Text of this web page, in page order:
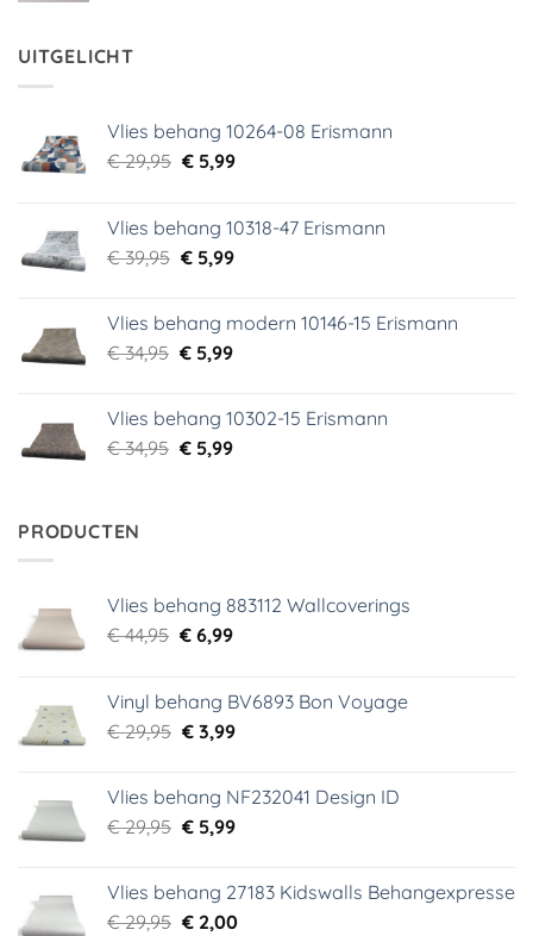
UITGELICHT
Vlies behang 10264-08 Erismann
€29,95 Oorspronkelijke
€ 29,95.
€5,99Huidige
€ 5,99.
Vlies behang 10318-47 Erismann
€39,95 Oorspronkelijke
€ 39,95.
€5,99Huidige
€ 5,99.
Vlies behang modern 10146-15 Erismann
€34,95 Oorspronkelijke
€ 34,95.
€5,99Huidige
€ 5,99.
Vlies behang 10302-15 Erismann
€34,95 Oorspronkelijke
€5,99Huidige
PRODUCTEN
Vlies behang 883112 Wallcoverings
€44,95 Oorspronkelijke
€ 44,95.
€6,99Huidige
€ 6,99.
Vinyl behang BV6893 Bon Voyage
€29,95 Oorspronkelijke
€ 29,95.
€3,99Huidige
€ 3,99.
Vlies behang NF232041 Design ID
€29,95 Oorspronkelijke
€ 29,95.
€5,99Huidige
€ 5,99.
Vlies behang 27183 Kidswalls Behangexpresse
€29,95 Oorspronkelijke
€2,00Huidige